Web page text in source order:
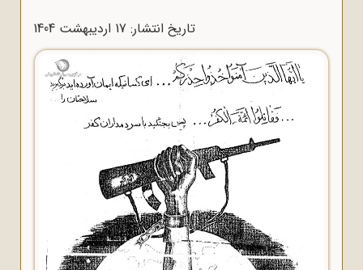
تاریخ انتشار: 17 ارديبهشت 1404